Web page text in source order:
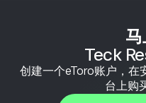
马
Teck
创建一个eToro账户，在
台上购